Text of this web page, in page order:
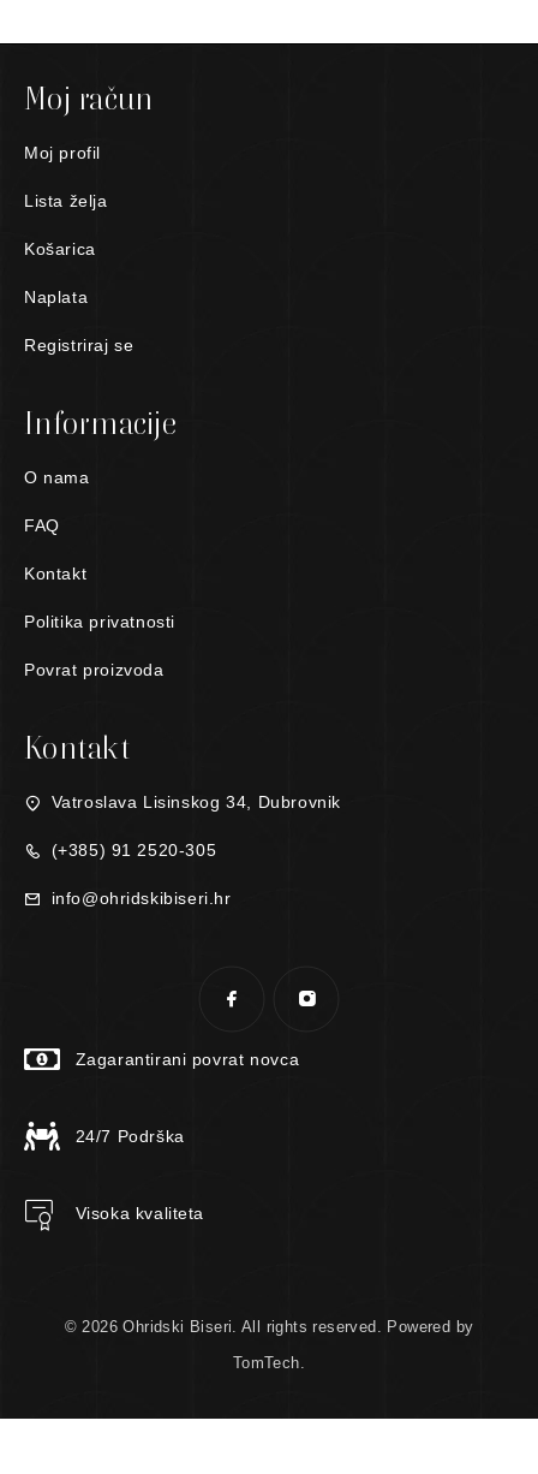
Moj račun
Moj profil
Lista želja
Košarica
Naplata
Registriraj se
Informacije
O nama
FAQ
Kontakt
Politika privatnosti
Povrat proizvoda
Kontakt
Vatroslava Lisinskog 34, Dubrovnik
(+385) 91 2520-305
info@ohridskibiseri.hr
Zagarantirani povrat novca
24/7 Podrška
Visoka kvaliteta
© 2026 Ohridski Biseri. All rights reserved. Powered by
TomTech.